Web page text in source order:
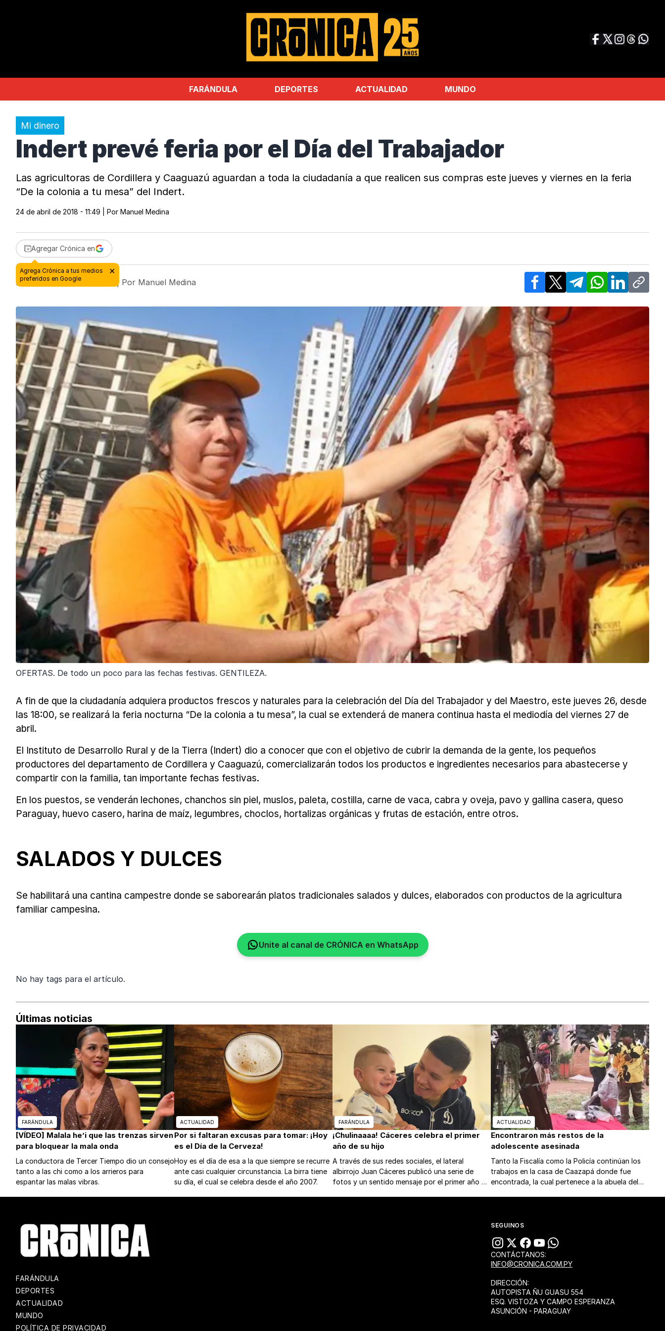
FARÁNDULA DEPORTES ACTUALIDAD MUNDO
Mi dinero
Indert prevé feria por el Día del Trabajador
Las agricultoras de Cordillera y Caaguazú aguardan a toda la ciudadanía a que realicen sus compras este jueves y viernes en la feria
“De la colonia a tu mesa” del Indert.
24 de abril de 2018 - 11:49 | Por Manuel Medina
Agregar Crónica en
24 de abril de 2018 - 11:49 | Por Manuel Medina
Facebook
X TelegramWhatsApp
LinkedInCopy
OFERTAS. De todo un poco para las fechas festivas. GENTILEZA.
A fin de que la ciudadanía adquiera productos frescos y naturales para la celebración del Día del Trabajador y del Maestro, este jueves 26, desde
las 18:00, se realizará la feria nocturna “De la colonia a tu mesa”, la cual se extenderá de manera continua hasta el mediodía del viernes 27 de
abril.
El Instituto de Desarrollo Rural y de la Tierra (Indert) dio a conocer que con el objetivo de cubrir la demanda de la gente, los pequeños
productores del departamento de Cordillera y Caaguazú, comercializarán todos los productos e ingredientes necesarios para abastecerse y
compartir con la familia, tan importante fechas festivas.
En los puestos, se venderán lechones, chanchos sin piel, muslos, paleta, costilla, carne de vaca, cabra y oveja, pavo y gallina casera, queso
Paraguay, huevo casero, harina de maíz, legumbres, choclos, hortalizas orgánicas y frutas de estación, entre otros.
SALADOS Y DULCES
Se habilitará una cantina campestre donde se saborearán platos tradicionales salados y dulces, elaborados con productos de la agricultura
familiar campesina.
Unite al canal de CRÓNICA en WhatsApp
No hay tags para el artículo.
Últimas noticias
FARÁNDULA
[VÍDEO] Malala he’i que las trenzas sirven
para bloquear la mala onda
La conductora de Tercer Tiempo dio un consejo
tanto a las chi como a los arrieros para
espantar las malas vibras.
ACTUALIDAD
Por si faltaran excusas para tomar: ¡Hoy
es el Día de la Cerveza!
Hoy es el día de esa a la que siempre se recurre
ante casi cualquier circunstancia. La birra tiene
su día, el cual se celebra desde el año 2007.
FARÁNDULA
¡Chulinaaaa! Cáceres celebra el primer
año de su hijo
A través de sus redes sociales, el lateral
albirrojo Juan Cáceres publicó una serie de
fotos y un sentido mensaje por el primer año de
ACTUALIDAD
Encontraron más restos de la
adolescente asesinada
Tanto la Fiscalía como la Policía continúan los
trabajos en la casa de Caazapá donde fue
encontrada, la cual pertenece a la abuela del
FARÁNDULA
DEPORTES
ACTUALIDAD
MUNDO
POLÍTICA DE PRIVACIDAD
SEGUINOS
CONTÁCTANOS:
INFO@CRONICA.COM.PY
DIRECCIÓN:
AUTOPISTA ÑU GUASU 554
ESQ. VISTOZA Y CAMPO ESPERANZA
ASUNCIÓN - PARAGUAY